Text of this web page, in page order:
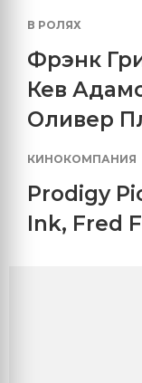
В РОЛЯХ
Фрэнк
Кев
Оливер
КИНОКОМПАНИЯ
Prodigy
Ink, Fred